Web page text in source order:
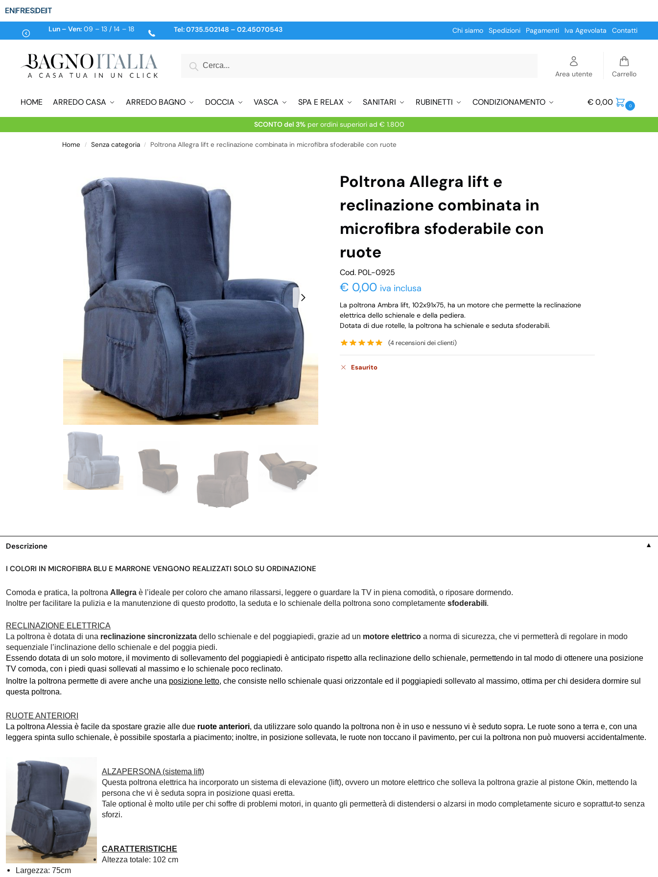
ENFRESDEIT
Lun – Ven:09 – 13 / 14 – 18 Tel:0735.502148 – 02.45070543 Chi siamo Spedizioni Pagamenti Iva Agevolata Contatti
Area utente Carrello
HOME ARREDO CASA ARREDO BAGNO DOCCIA VASCA SPA E RELAX SANITARI RUBINETTI CONDIZIONAMENTO €0,00 0
SCONTO del 3%per ordini superiori ad € 1.800
Home / Senza categoria / Poltrona Allegra lift e reclinazione combinata in microfibra sfoderabile con ruote
Poltrona Allegra lift e
reclinazione combinata in
microfibra sfoderabile con
ruote
Cod. P0L-0925
€ 0,00 iva inclusa
La poltrona Ambra lift, 102x91x75, ha un motore che permette la reclinazione
elettrica dello schienale e della pediera.
Dotata di due rotelle, la poltrona ha schienale e seduta sfoderabili.
(4 recensioni dei clienti)
Esaurito
Descrizione ▼
I COLORI IN MICROFIBRA BLU E MARRONE VENGONO REALIZZATI SOLO SU ORDINAZIONE
Comoda e pratica, la poltrona Allegra è l’ideale per coloro che amano rilassarsi, leggere o guardare la TV in piena comodità, o riposare dormendo.
Inoltre per facilitare la pulizia e la manutenzione di questo prodotto, la seduta e lo schienale della poltrona sono completamente sfoderabili.
RECLINAZIONE ELETTRICA
La poltrona è dotata di una reclinazione sincronizzata dello schienale e del poggiapiedi, grazie ad un motore elettrico a norma di sicurezza, che vi permetterà di regolare in modo
sequenziale l’inclinazione dello schienale e del poggia piedi.
Essendo dotata di un solo motore, il movimento di sollevamento del poggiapiedi è anticipato rispetto alla reclinazione dello schienale, permettendo in tal modo di ottenere una posizione
TV comoda, con i piedi quasi sollevati al massimo e lo schienale poco reclinato.
Inoltre la poltrona permette di avere anche una posizione letto, che consiste nello schienale quasi orizzontale ed il poggiapiedi sollevato al massimo, ottima per chi desidera dormire sul
questa poltrona.
RUOTE ANTERIORI
La poltrona Alessia è facile da spostare grazie alle due ruote anteriori, da utilizzare solo quando la poltrona non è in uso e nessuno vi è seduto sopra. Le ruote sono a terra e, con una
leggera spinta sullo schienale, è possibile spostarla a piacimento; inoltre, in posizione sollevata, le ruote non toccano il pavimento, per cui la poltrona non può muoversi accidentalmente.
ALZAPERSONA (sistema lift)
Questa poltrona elettrica ha incorporato un sistema di elevazione (lift), ovvero un motore elettrico che solleva la poltrona grazie al pistone Okin, mettendo la
persona che vi è seduta sopra in posizione quasi eretta.
Tale optional è molto utile per chi soffre di problemi motori, in quanto gli permetterà di distendersi o alzarsi in modo completamente sicuro e soprattut-to senza
sforzi.
CARATTERISTICHE
Altezza totale: 102 cm
Largezza: 75cm